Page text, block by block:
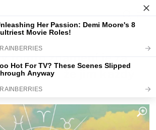
a zvěrokruhy
tomto znamení je za
hodní, že jim každý